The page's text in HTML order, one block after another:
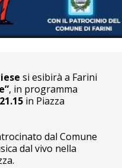
si esibirà a Farini
, in programma
in Piazza
dal Comune
dal vivo nella